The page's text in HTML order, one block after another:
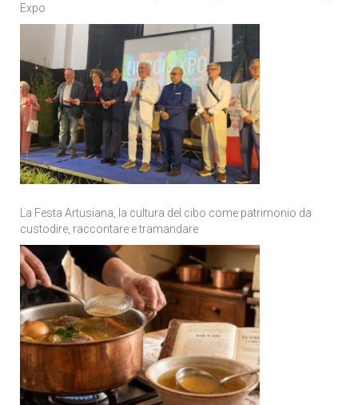
Expo
La Festa Artusiana, la cultura del cibo come patrimonio da
custodire, raccontare e tramandare